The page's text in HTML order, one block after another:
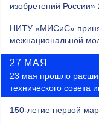
изобретений России»
НИТУ «МИСиС»
межнациональной
27 МАЯ
23 мая прошло
технического совета
150-летие первой